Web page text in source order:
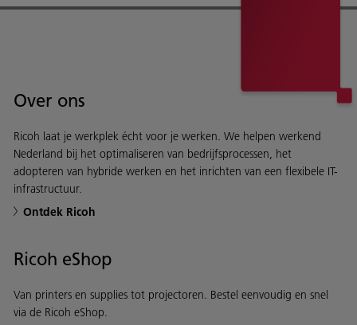
Over ons
Ricoh laat je werkplek écht voor je werken. We helpen werkend
Nederland bij het optimaliseren van bedrijfsprocessen, het
adopteren van hybride werken en het inrichten van een flexibele IT-
infrastructuur.
Ontdek Ricoh
Ricoh eShop
Van printers en supplies tot projectoren. Bestel eenvoudig en snel
via de Ricoh eShop.